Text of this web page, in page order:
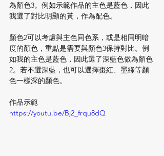
為顏色3。例如示範作品的主色是藍色，因此
我選了對比明顯的黃，作為配色。
顏色2可以考慮與主色同色系，或是相同明暗
度的顏色，重點是需要與顏色3保持對比。例
如我的主色是藍色，因此選了深藍色做為顏色
2。若不選深藍，也可以選擇棗紅、墨綠等顏
色一樣深的顏色。
作品示範
https://youtu.be/Bj2_frqu8dQ